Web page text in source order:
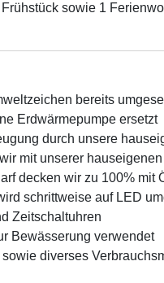
sowie 1
bereits
Erdwärmepumpe ersetzt
durch unsere
mit unserer
decken wir zu 100% mit
schrittweise auf LED
Zeitschaltuhren
Bewässerung verwendet
diverses